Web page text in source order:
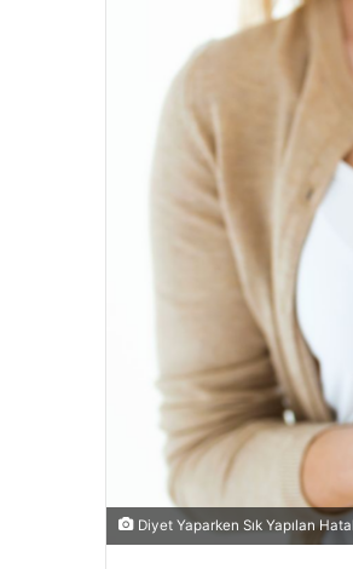
Diyet Yaparken Sık Yapılan